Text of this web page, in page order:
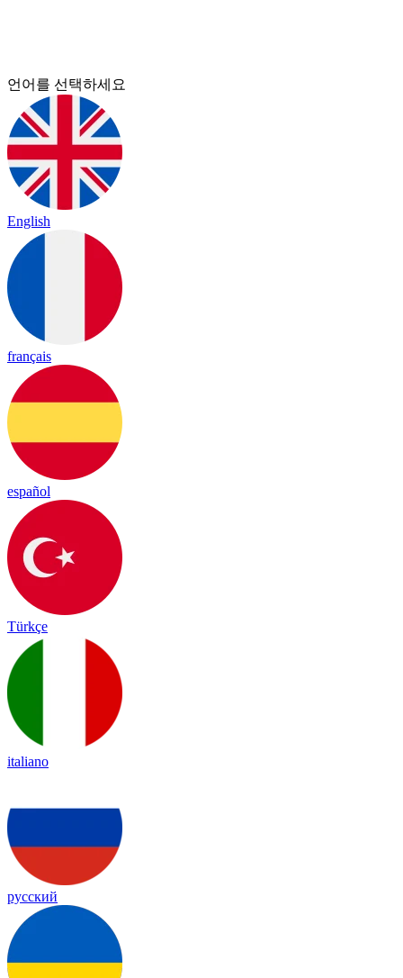
언어를 선택하세요
English
français
español
Türkçe
italiano
русский